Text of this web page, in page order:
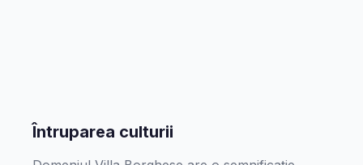
Întruparea culturii